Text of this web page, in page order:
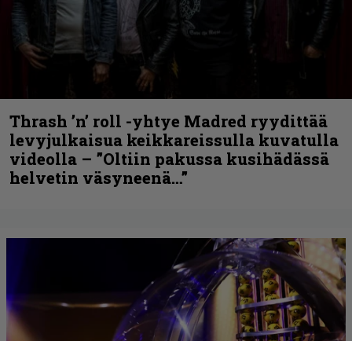
Thrash ’n’ roll -yhtye Madred ryydittää
levyjulkaisua keikkareissulla kuvatulla
videolla – ”Oltiin pakussa kusihädässä
helvetin väsyneenä…”